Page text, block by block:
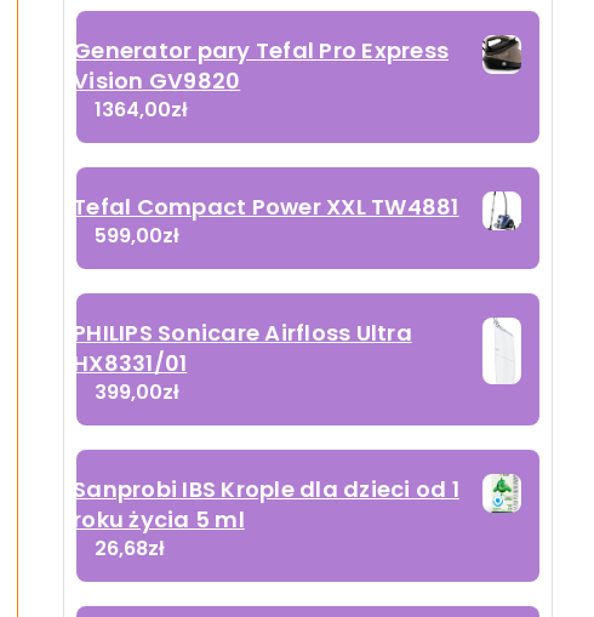
Generator pary Tefal Pro Express
Vision GV9820
1364,00zł
Tefal Compact Power XXL TW4881
599,00zł
PHILIPS Sonicare Airfloss Ultra
HX8331/01
399,00zł
Sanprobi IBS Krople dla dzieci od 1
roku życia 5 ml
26,68zł